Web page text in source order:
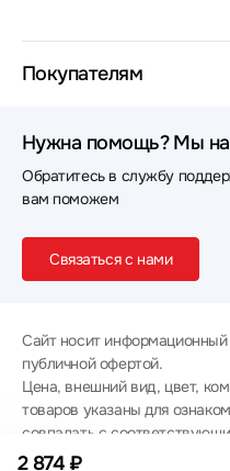
2 874 ₽
Покупателям
Нужна помощь? Мы на
Обратитесь в службу
вам поможем
Связаться с нами
Сайт носит информационный
публичной офертой.
Цена, внешний вид, цвет,
товаров указаны для
совпадать с
товаров - уточняйте